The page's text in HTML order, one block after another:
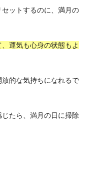
ットするのに、満月の
運気も心身の状態もよ
的な気持ちになれるで
たら、満月の日に掃除